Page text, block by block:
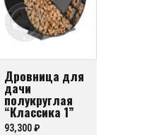
Дровница для
дачи
полукруглая
“Классика 1”
93,300₽